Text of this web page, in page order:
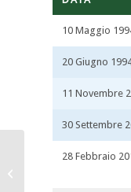
10 Maggio
20 Giugno
11 Novembre
30 Settembre
28 Febbraio